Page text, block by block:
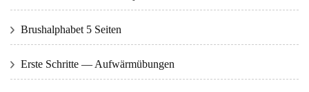
Brushalphabet 5 Seiten
Erste Schritte — Aufwärmübungen